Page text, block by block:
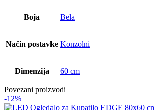
Boja Bela
Način postavke Konzolni
Dimenzija 60 cm
Povezani proizvodi
-12%